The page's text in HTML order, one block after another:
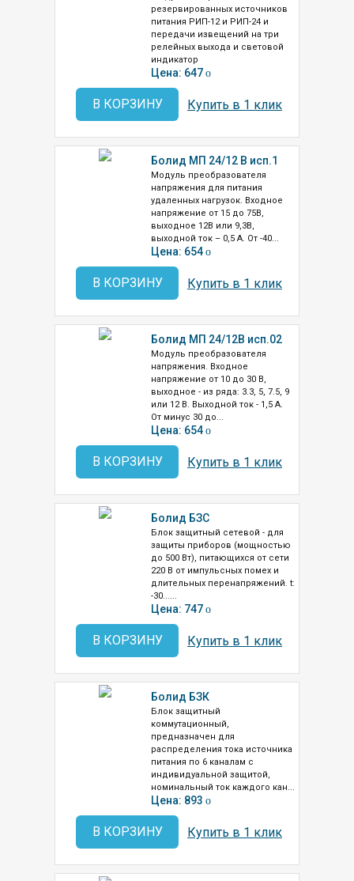
резервированных источников
питания РИП-12 и РИП-24 и
передачи извещений на три
релейных выхода и световой
индикатор
Цена: 647 o
В КОРЗИНУ Купить в 1 клик
Болид МП 24/12 В исп.1
Модуль преобразователя
напряжения для питания
удаленных нагрузок. Входное
напряжение от 15 до 75В,
выходное 12В или 9,3В,
выходной ток – 0,5 А. От -40...
Цена: 654 o
В КОРЗИНУ Купить в 1 клик
Болид МП 24/12В исп.02
Модуль преобразователя
напряжения. Входное
напряжение от 10 до 30 В,
выходное - из ряда: 3.3, 5, 7.5, 9
или 12 В. Выходной ток - 1,5 А.
От минус 30 до...
Цена: 654 o
В КОРЗИНУ Купить в 1 клик
Болид БЗС
Блок защитный сетевой - для
защиты приборов (мощностью
до 500 Вт), питающихся от сети
220 В от импульсных помех и
длительных перенапряжений. t:
-30......
Цена: 747 o
В КОРЗИНУ Купить в 1 клик
Болид БЗК
Блок защитный
коммутационный,
предназначен для
распределения тока источника
питания по 6 каналам с
индивидуальной защитой,
номинальный ток каждого кан...
Цена: 893 o
В КОРЗИНУ Купить в 1 клик